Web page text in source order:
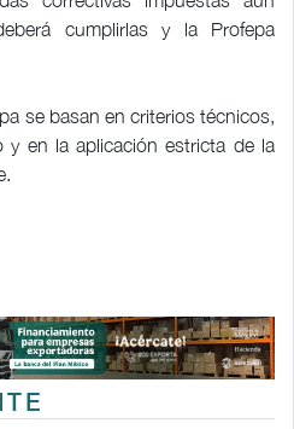
cumplirlas y la Profepa
se basan en criterios técnicos,
y en la aplicación estricta de la